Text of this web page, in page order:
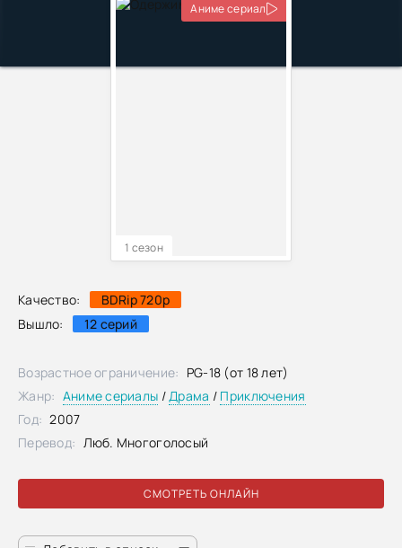
Качество:
BDRip 720p
Вышло:
12 серий
Аниме сериал
1 сезон
СМОТРЕТЬ ОНЛАЙН
Возрастное ограничение: PG-18 (от 18 лет)
Жанр: Аниме сериалы /Драма / Приключения
Год: 2007
Перевод: Люб. Многоголосый